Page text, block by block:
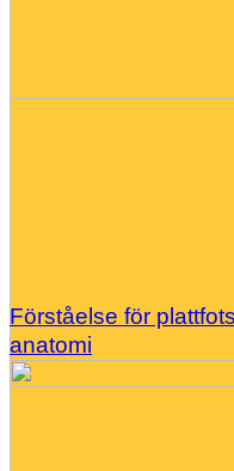
Förståelse för
anatomi